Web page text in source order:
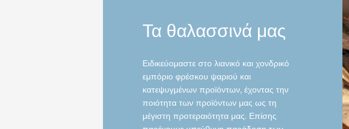
Τα θαλασσινά μας
Ειδικεύομαστε στο λιανικό και χονδρικό
εμπόριο φρέσκου ψαριού και
κατεψυγμένων προϊόντων, έχοντας την
ποιότητα των προϊόντων μας ως τη
μέγιστη προτεραιότητα μας. Επίσης